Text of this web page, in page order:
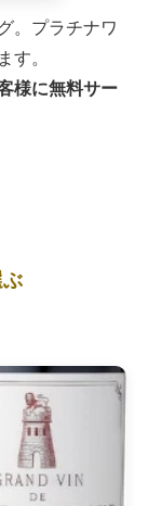
。プラチナワ
す。
様に無料サー